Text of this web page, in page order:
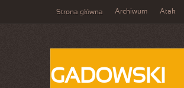
Strona główna Archiwum Atak
GADOWSKI